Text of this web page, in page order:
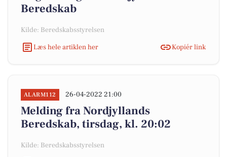
Beredskab
Kilde: Beredskabsstyrelsen
Læs hele artiklen her
Kopiér link
ALARM112 26-04-2022 21:00
Melding fra Nordjyllands
Beredskab, tirsdag, kl. 20:02
Kilde: Beredskabsstyrelsen